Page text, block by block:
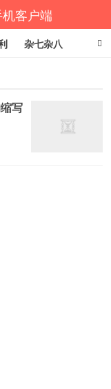
客户端
杂七杂八
写